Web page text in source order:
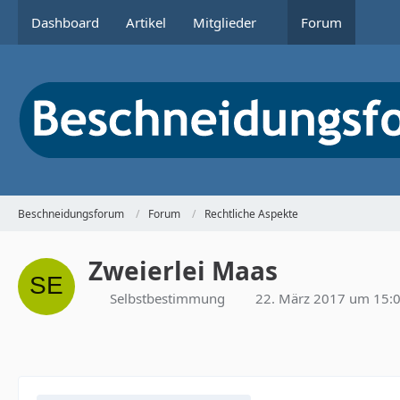
Dashboard Artikel Mitglieder Forum
Beschneidungsforum Forum Rechtliche Aspekte
Zweierlei Maas
Selbstbestimmung 22. März 2017 um